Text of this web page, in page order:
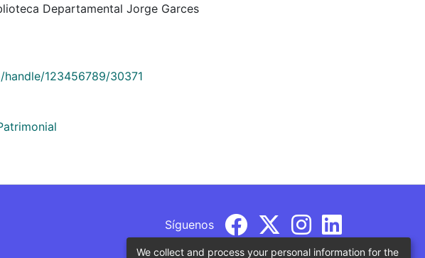
Departamental Jorge Garces
123456789/30371
Síguenos
We collect and process your personal information for the